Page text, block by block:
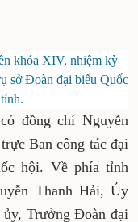
khóa XIV, nhiệm kỳ
sở Đoàn đại biểu Quốc
đồng chí Nguyễn
Ban công tác đại
hội. Về phía tỉnh
Thanh Hải, Ủy
Trưởng Đoàn đại